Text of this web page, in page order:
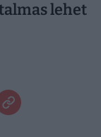
lehet